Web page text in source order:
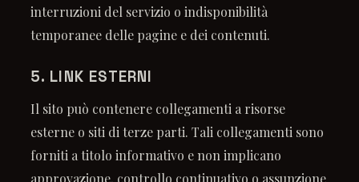
interruzioni del servizio o indisponibilità
temporanee delle pagine e dei contenuti.
5. LINK ESTERNI
Il sito può contenere collegamenti a risorse
esterne o siti di terze parti. Tali collegamenti sono
forniti a titolo informativo e non implicano
approvazione, controllo continuativo o assunzione